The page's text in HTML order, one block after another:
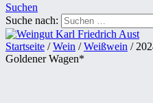
Suchen
Suche nach:
Startseite /Wein /Weißwein /
Goldener Wagen*